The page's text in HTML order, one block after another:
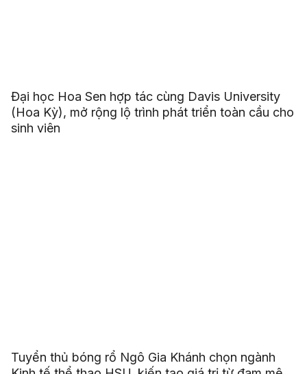
Đại học Hoa Sen hợp tác cùng Davis University
(Hoa Kỳ), mở rộng lộ trình phát triển toàn cầu cho
sinh viên
Tuyển thủ bóng rổ Ngô Gia Khánh chọn ngành